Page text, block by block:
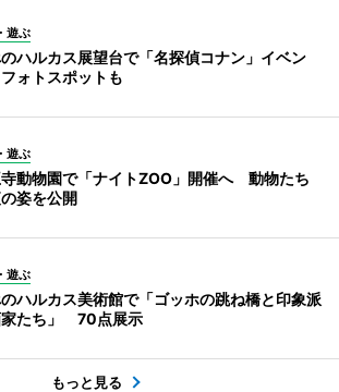
遊ぶ
ハルカス展望台で「名探偵コナン」イベン
ォトスポットも
遊ぶ
動物園で「ナイトZOO」開催へ 動物たち
姿を公開
遊ぶ
ハルカス美術館で「ゴッホの跳ね橋と印象派
家たち」 70点展示
もっと見る